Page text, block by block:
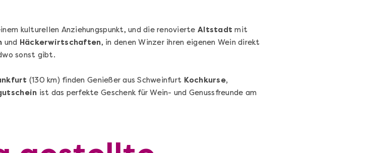
Kneten und dem perfekten
Sushi Selber Machen - DIY-Set
kulturellen Anziehungspunkt, und die renovierteAltstadt mit
und Häckerwirtschaften, in denen Winzer ihren eigenen Wein direkt
sonst gibt.
(130 km) finden Genießer aus Schweinfurt Kochkurse,
ist das perfekte Geschenk für Wein- und Genussfreunde am